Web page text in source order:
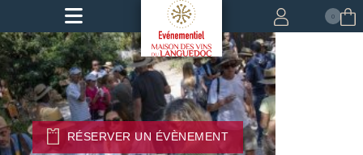
0
RÉSERVER UN ÉVÈNEMENT